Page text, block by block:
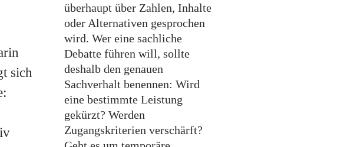
sich
überhaupt über Zahlen, Inhalte
oder Alternativen gesprochen
wird. Wer eine sachliche
Debatte führen will, sollte
deshalb den genauen
Sachverhalt benennen: Wird
eine bestimmte Leistung
gekürzt? Werden
Zugangskriterien verschärft?